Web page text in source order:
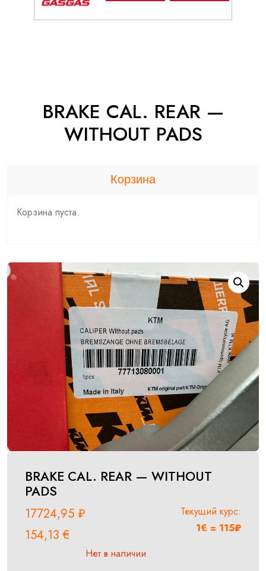
BRAKE CAL. REAR —
WITHOUT PADS
BRAKE CAL. REAR — WITHOUT
PADS
17724,95 ₽
154,13€
Текущий курс:
1€ = 115₽
Нет в наличии
Корзина
Корзина пуста.